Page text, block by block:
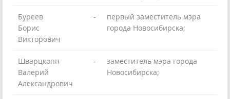
Буреев
Борис
Викторович
-
первый заместитель мэра
города Новосибирска;
Шварцкопп
Валерий
Александрович
-
заместитель мэра города
Новосибирска;